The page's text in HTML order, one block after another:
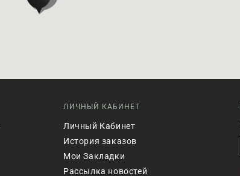
ЛИЧНЫЙ КАБИНЕТ
Личный Кабинет
История заказов
Мои Закладки
Рассылка новостей